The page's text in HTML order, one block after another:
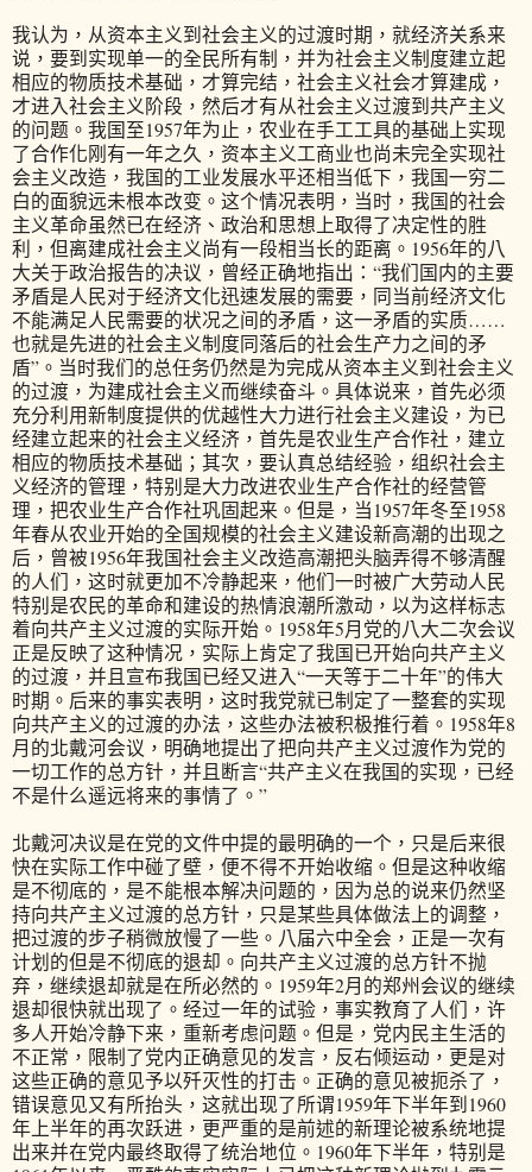
我认为，从资本主义到社会主义的过渡时期，就经济关系来
说，要到实现单一的全民所有制，并为社会主义制度建立起
相应的物质技术基础，才算完结，社会主义社会才算建成，
才进入社会主义阶段，然后才有从社会主义过渡到共产主义
的问题。我国至1957年为止，农业在手工工具的基础上实现
了合作化刚有一年之久，资本主义工商业也尚未完全实现社
会主义改造，我国的工业发展水平还相当低下，我国一穷二
白的面貌远未根本改变。这个情况表明，当时，我国的社会
主义革命虽然已在经济、政治和思想上取得了决定性的胜
利，但离建成社会主义尚有一段相当长的距离。1956年的八
大关于政治报告的决议，曾经正确地指出：“我们国内的主要
矛盾是人民对于经济文化迅速发展的需要，同当前经济文化
不能满足人民需要的状况之间的矛盾，这一矛盾的实质……
也就是先进的社会主义制度同落后的社会生产力之间的矛
盾”。当时我们的总任务仍然是为完成从资本主义到社会主义
的过渡，为建成社会主义而继续奋斗。具体说来，首先必须
充分利用新制度提供的优越性大力进行社会主义建设，为已
经建立起来的社会主义经济，首先是农业生产合作社，建立
相应的物质技术基础；其次，要认真总结经验，组织社会主
义经济的管理，特别是大力改进农业生产合作社的经营管
理，把农业生产合作社巩固起来。但是，当1957年冬至1958
年春从农业开始的全国规模的社会主义建设新高潮的出现之
后，曾被1956年我国社会主义改造高潮把头脑弄得不够清醒
的人们，这时就更加不冷静起来，他们一时被广大劳动人民
特别是农民的革命和建设的热情浪潮所激动，以为这样标志
着向共产主义过渡的实际开始。1958年5月党的八大二次会议
正是反映了这种情况，实际上肯定了我国已开始向共产主义
的过渡，并且宣布我国已经又进入“一天等于二十年”的伟大
时期。后来的事实表明，这时我党就已制定了一整套的实现
向共产主义的过渡的办法，这些办法被积极推行着。1958年8
月的北戴河会议，明确地提出了把向共产主义过渡作为党的
一切工作的总方针，并且断言“共产主义在我国的实现，已经
不是什么遥远将来的事情了。”
北戴河决议是在党的文件中提的最明确的一个，只是后来很
快在实际工作中碰了壁，便不得不开始收缩。但是这种收缩
是不彻底的，是不能根本解决问题的，因为总的说来仍然坚
持向共产主义过渡的总方针，只是某些具体做法上的调整，
把过渡的步子稍微放慢了一些。八届六中全会，正是一次有
计划的但是不彻底的退却。向共产主义过渡的总方针不抛
弃，继续退却就是在所必然的。1959年2月的郑州会议的继续
退却很快就出现了。经过一年的试验，事实教育了人们，许
多人开始冷静下来，重新考虑问题。但是，党内民主生活的
不正常，限制了党内正确意见的发言，反右倾运动，更是对
这些正确的意见予以歼灭性的打击。正确的意见被扼杀了，
错误意见又有所抬头，这就出现了所谓1959年下半年到1960
年上半年的再次跃进，更严重的是前述的新理论被系统地提
出来并在党内最终取得了统治地位。1960年下半年，特别是